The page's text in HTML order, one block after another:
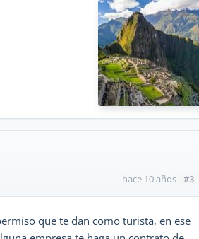
hace 10 años #3
que te dan como turista, en ese